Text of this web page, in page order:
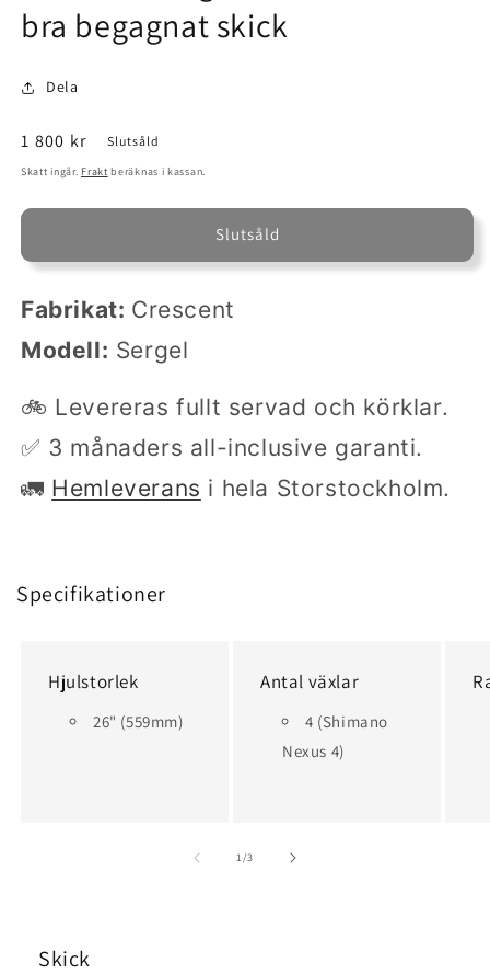
bra begagnat skick
Dela
Ordinarie
pris
1 800 kr Slutsåld
Skatt ingår. Frakt beräknas i kassan.
Slutsåld
Fabrikat: Crescent
Modell: Sergel
🚲 Levereras fullt servad och körklar.
✅ 3 månaders all-inclusive garanti.
🚛 Hemleverans i hela Storstockholm.
Specifikationer
Hjulstorlek
26" (559mm)
Antal växlar
4 (Shimano
Nexus 4)
1/av
3
Skick